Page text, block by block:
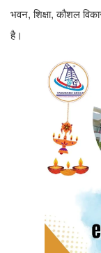
भवन, शिक्षा, कौशल
है।